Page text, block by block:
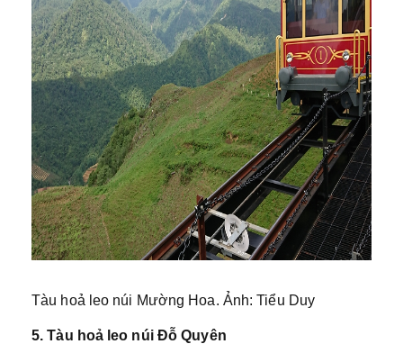
Tàu hoả leo núi Mường Hoa. Ảnh: Tiểu Duy
5. Tàu hoả leo núi Đỗ Quyên